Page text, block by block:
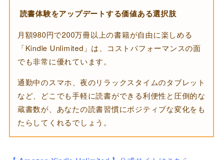
読書体験をアップデートする価値ある選択肢
月額980円で200万冊以上の書籍が自由に楽しめる
「Kindle Unlimited」は、コストパフォーマンスの面
でも非常に優れています。
通勤中のスマホ、夜のリラックスタイムのタブレット
など、どこでも手軽に読書ができる利便性と圧倒的な
蔵書数が、あなたの読書習慣にポジティブな変化をも
たらしてくれるでしょう。